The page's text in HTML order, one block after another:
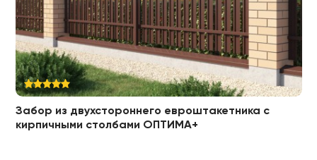
Забор из двухстороннего евроштакетника с
кирпичными столбами ОПТИМА+